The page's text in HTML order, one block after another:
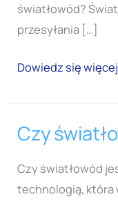
światłowód?
przesyłania […]
Dowiedz się
Czy
Czy światłowód
technologią, która
Czy
jest
szkodliwy